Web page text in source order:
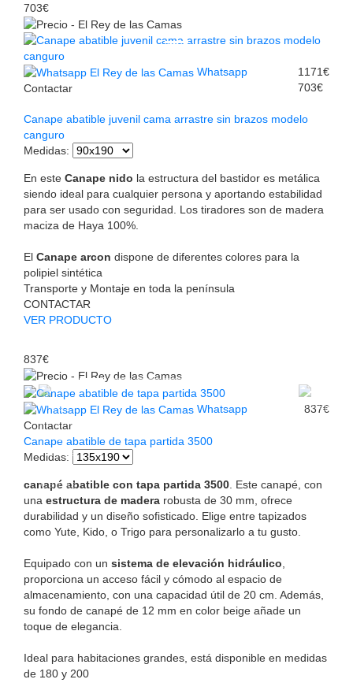
703€
Whatsapp
Contactar
1171€
703€
Canape abatible juvenil cama arrastre sin brazos modelo
canguro
Medidas:
En este Canape nido la estructura del bastidor es metálica
siendo ideal para cualquier persona y aportando estabilidad
para ser usado con seguridad. Los tiradores son de madera
maciza de Haya 100%.
El Canape arcon dispone de diferentes colores para la
polipiel sintética
Transporte y Montaje en toda la península
CONTACTAR
VER PRODUCTO
837€
Whatsapp
Contactar
837€
Canape abatible de tapa partida 3500
Medidas:
canapé abatible con tapa partida 3500 . Este canapé, con
una estructura de madera robusta de 30 mm, ofrece
durabilidad y un diseño sofisticado. Elige entre tapizados
como Yute, Kido, o Trigo para personalizarlo a tu gusto.
Equipado con un sistema de elevación hidráulico
proporciona un acceso fácil y cómodo al espacio de
almacenamiento, con una capacidad útil de 20 cm. Además,
su fondo de canapé de 12 mm en color beige añade un
toque de elegancia.
Ideal para habitaciones grandes, está disponible en medidas
de 180 y 200